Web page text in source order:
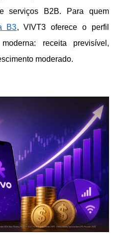
serviços B2B. Para quem
B3, VIVT3 oferece o perfil
receita previsível,
moderado.